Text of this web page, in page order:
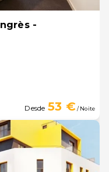
-
Desde 53 €/ Noite